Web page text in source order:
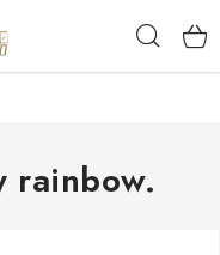
rainbow.